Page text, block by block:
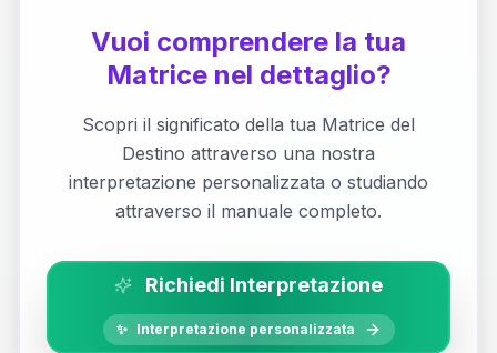
Vuoi comprendere la tua
Matrice nel dettaglio?
Scopri il significato della tua Matrice del
Destino attraverso una nostra
interpretazione personalizzata o studiando
attraverso il manuale completo.
Richiedi Interpretazione
✨ Interpretazione personalizzata